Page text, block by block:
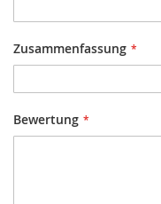
Zusammenfassung
Bewertung